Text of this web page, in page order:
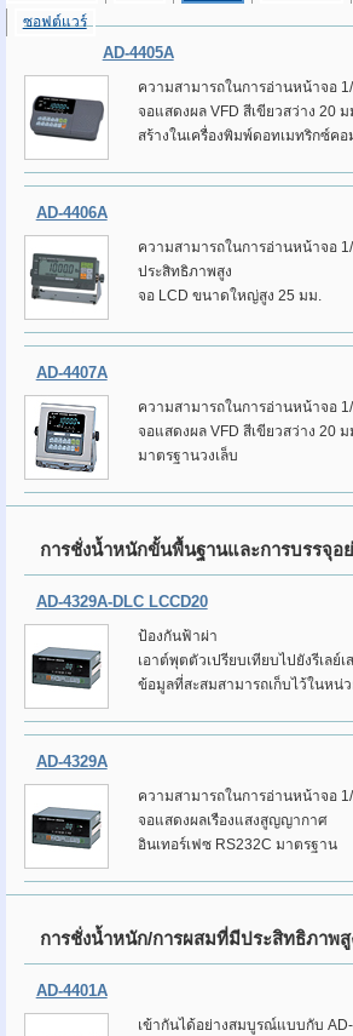
ซอฟต์แวร์
AD-4405A
ความสามารถในการอ่านหน้าจอ
จอแสดงผล VFD สีเขียวสว่าง 20 ม
สร้างในเครื่องพิมพ์ดอทเมทริกซ์คอ
AD-4406A
ความสามารถในการอ่านหน้าจอ
ประสิทธิภาพสูง
จอ LCD ขนาดใหญ่สูง 25 มม.
AD-4407A
ความสามารถในการอ่านหน้าจอ
จอแสดงผล VFD สีเขียวสว่าง 20 ม
มาตรฐานวงเล็บ
การชั่งน้ำหนักขั้นพื้นฐานและการบรรจุอย่
AD-4329A-DLC LCCD20
ป้องกันฟ้าผ่า
เอาต์พุตตัวเปรียบเทียบไปยังรีเลย์เ
ข้อมูลที่สะสมสามารถเก็บไว้ในหน่
AD-4329A
ความสามารถในการอ่านหน้าจอ
จอแสดงผลเรืองแสงสูญญากาศ
อินเทอร์เฟซ RS232C มาตรฐาน
การชั่งน้ำหนัก/การผสมที่มีประสิทธิภาพสู
AD-4401A
เข้ากันได้อย่างสมบูรณ์แบบกับ